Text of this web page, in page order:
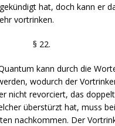
hat, doch kann er
vortrinken.
§ 22.
kann durch die
wodurch der
nicht revorciert, das
überstürzt hat, muss
nachkommen. Der